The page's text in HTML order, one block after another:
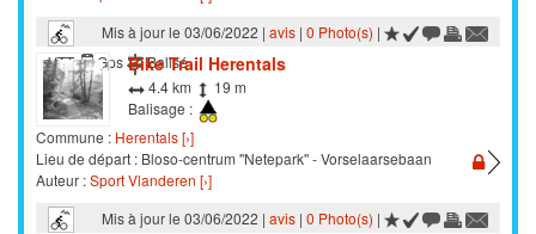
Mis à jour le 03/06/2022 | avis| 0 Photo(s) |
VTT
Gps Balisé
Bike Trail Herentals
4.4 km
19 m
Balisage :
Commune : Herentals [›]
Lieu de départ : Bloso-centrum ''Netepark'' - Vorselaarsebaan
Auteur :Sport Vlanderen [›]
Mis à jour le 03/06/2022 | avis| 0 Photo(s) |